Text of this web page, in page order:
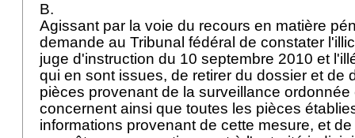
B.
Agissant par la voie du recours en matière
demande au Tribunal fédéral de constater
juge d'instruction du 10 septembre 2010 et
qui en sont issues, de retirer du dossier et de
pièces provenant de la surveillance
concernent ainsi que toutes les pièces
informations provenant de cette mesure, et